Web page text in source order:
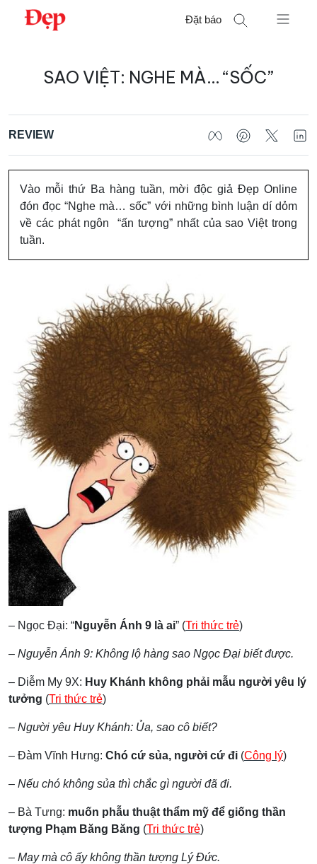
Chuyển
Đặt báo
SAO VIỆT: NGHE MÀ… “SỐC”
REVIEW
Vào mỗi thứ Ba hàng tuần, mời độc giả Đẹp Online
đón đọc “Nghe mà… sốc” với những bình luận dí dỏm
về các phát ngôn “ấn tượng” nhất của sao Việt trong
tuần.
– Ngọc Đại: “Nguyễn Ánh 9 là ai” (Tri thức trẻ)
– Nguyễn Ánh 9: Không lộ hàng sao Ngọc Đại biết được.
– Diễm My 9X: Huy Khánh không phải mẫu người yêu lý
tưởng (Tri thức trẻ)
– Người yêu Huy Khánh: Ủa, sao cô biết?
– Đàm Vĩnh Hưng: Chó cứ sủa, người cứ đi (Công lý)
– Nếu chó không sủa thì chắc gì người đã đi.
– Bà Tưng: muốn phẫu thuật thẩm mỹ để giống thần
tượng Phạm Băng Băng (Tri thức trẻ)
– May mà cô ấy không thần tượng Lý Đức.